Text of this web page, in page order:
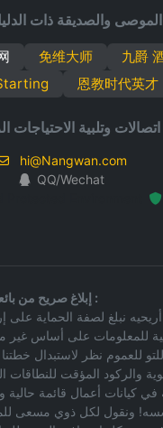
الموصى والصديقة ذات
免维大师
九爵
恩教时代英才
اتصالات وتلبية الاحتياجات
hi@Nangwan.com
QQ/Wechat
إبلاغ صريح من بائعي عنوان النطاقات :
نبلغ لصفة الحماية على
للمعلومات على أساس غير
والركود المؤقت للنطاقات
كيانات أعمال قائمة حالية
ونقول لكل ذوي مسعى